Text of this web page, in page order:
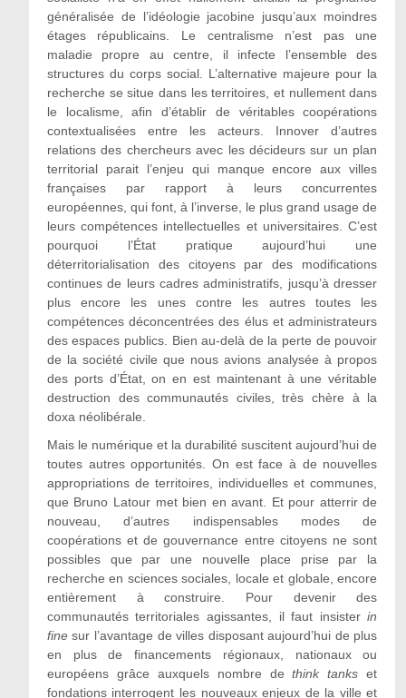
généralisée de l’idéologie jacobine jusqu’aux moindres
étages républicains. Le centralisme n’est pas une
maladie propre au centre, il infecte l’ensemble des
structures du corps social. L’alternative majeure pour la
recherche se situe dans les territoires, et nullement dans
le localisme, afin d’établir de véritables coopérations
contextualisées entre les acteurs. Innover d’autres
relations des chercheurs avec les décideurs sur un plan
territorial parait l’enjeu qui manque encore aux villes
françaises par rapport à leurs concurrentes
européennes, qui font, à l’inverse, le plus grand usage de
leurs compétences intellectuelles et universitaires. C’est
pourquoi l’État pratique aujourd’hui une
déterritorialisation des citoyens par des modifications
continues de leurs cadres administratifs, jusqu’à dresser
plus encore les unes contre les autres toutes les
compétences déconcentrées des élus et administrateurs
des espaces publics. Bien au-delà de la perte de pouvoir
de la société civile que nous avions analysée à propos
des ports d’État, on en est maintenant à une véritable
destruction des communautés civiles, très chère à la
doxa néolibérale.
Mais le numérique et la durabilité suscitent aujourd’hui de
toutes autres opportunités. On est face à de nouvelles
appropriations de territoires, individuelles et communes,
que Bruno Latour met bien en avant. Et pour atterrir de
nouveau, d’autres indispensables modes de
coopérations et de gouvernance entre citoyens ne sont
possibles que par une nouvelle place prise par la
recherche en sciences sociales, locale et globale, encore
entièrement à construire. Pour devenir des
communautés territoriales agissantes, il faut insisterin
finesur l’avantage de villes disposant aujourd’hui de plus
en plus de financements régionaux, nationaux ou
européens grâce auxquels nombre dethink tanks et
fondations interrogent les nouveaux enjeux de la ville et